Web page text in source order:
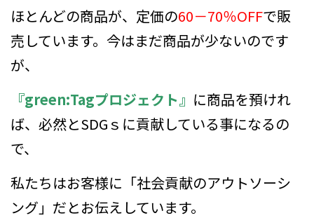
ほとんどの商品が、定価の60－70％OFFで販
売しています。今はまだ商品が少ないのです
が、
『green:Tagプロジェクト』 に商品を預けれ
ば、 必然とSDGｓに貢献している事になるの
で、
私たちはお客様に「社会貢献のアウトソーシ
ング」だとお伝えしています。